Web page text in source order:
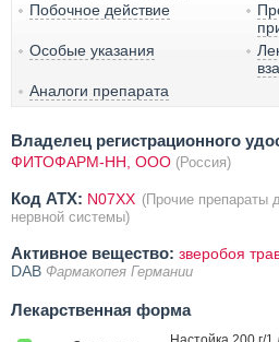
Побочное действие
Особые указания
Аналоги препарата
Владелец регистрационного
ФИТОФАРМ-НН, ООО (Россия)
Код ATX: N07XX (Прочие препараты
нервной системы)
Активное вещество: зверобоя
DAB Фармакопея Германии
Лекарственная форма